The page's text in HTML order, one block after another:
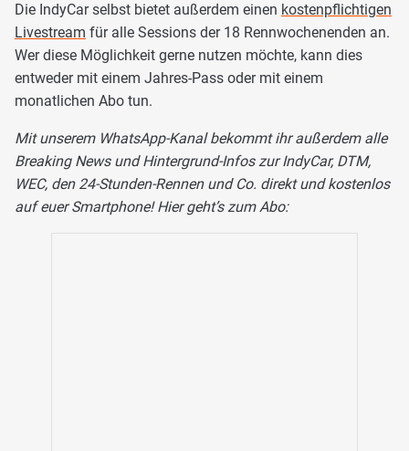
Die IndyCar selbst bietet außerdem einen kostenpflichtigen
Livestream für alle Sessions der 18 Rennwochenenden an.
Wer diese Möglichkeit gerne nutzen möchte, kann dies
entweder mit einem Jahres-Pass oder mit einem
monatlichen Abo tun.
Mit unserem WhatsApp-Kanal bekommt ihr außerdem alle
Breaking News und Hintergrund-Infos zur IndyCar, DTM,
WEC, den 24-Stunden-Rennen und Co. direkt und kostenlos
auf euer Smartphone! Hier geht’s zum Abo: